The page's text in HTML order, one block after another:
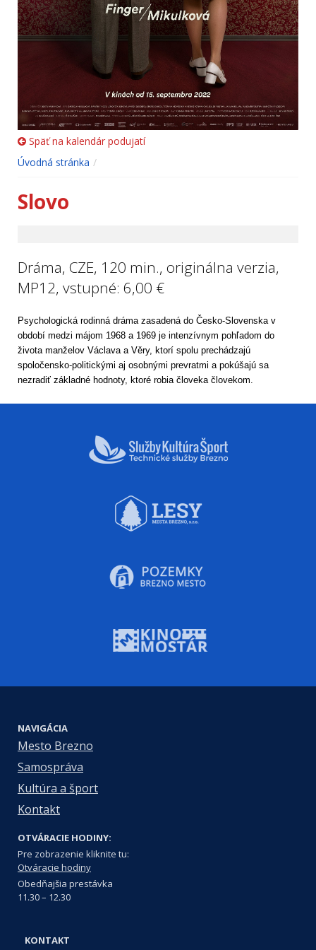
Späť na kalendár podujatí
Úvodná stránka
Slovo
Dráma, CZE, 120 min., originálna verzia,
MP12, vstupné: 6,00 €
Psychologická rodinná dráma zasadená do Česko-Slovenska v
období medzi májom 1968 a 1969 je intenzívnym pohľadom do
života manželov Václava a Věry, ktorí spolu prechádzajú
spoločensko-politickými aj osobnými prevratmi a pokúšajú sa
nezradiť základné hodnoty, ktoré robia človeka človekom.
NAVIGÁCIA
Mesto Brezno
Samospráva
Kultúra a šport
Kontakt
OTVÁRACIE HODINY:
Pre zobrazenie kliknite tu:
Otváracie hodiny
Obedňajšia prestávka
11.30 – 12.30
KONTAKT